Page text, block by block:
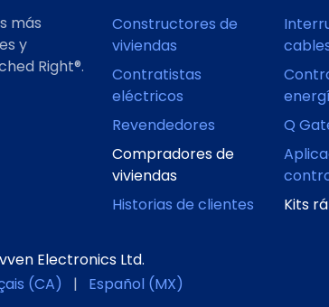
más
y
Right®.
Constructores de
viviendas
Contratistas
eléctricos
Revendedores
Compradores de
viviendas
Historias de clientes
Q
Kits
Electronics Ltd.
(CA) | Español (MX)